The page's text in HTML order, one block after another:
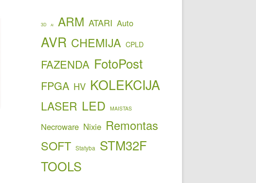
3D AI ARM ATARI Auto
AVR CHEMIJA CPLD
FAZENDA FotoPost
FPGA HV KOLEKCIJA
LASER LED MAISTAS
Necroware Nixie Remontas
SOFT Statyba
STM32F
TOOLS